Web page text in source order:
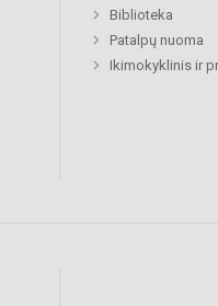
Biblioteka
Patalpų nuoma
Ikimokyklinis ir